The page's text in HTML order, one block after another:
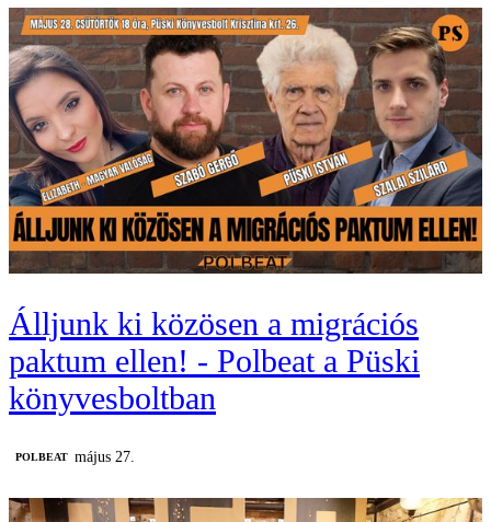
Álljunk ki közösen a migrációs
paktum ellen! - Polbeat a Püski
könyvesboltban
‎POLBEAT május 27.